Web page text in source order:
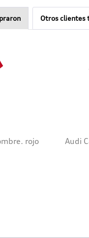
Otros clientes
rojo
Audi